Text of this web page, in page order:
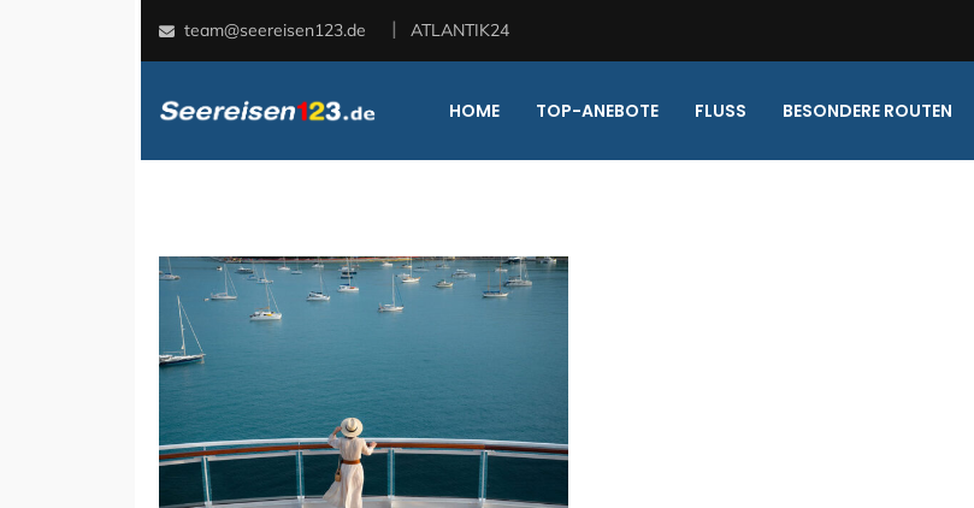
team@seereisen123.de ATLANTIK24
HOME TOP-ANEBOTE FLUSS BESONDERE ROUTEN